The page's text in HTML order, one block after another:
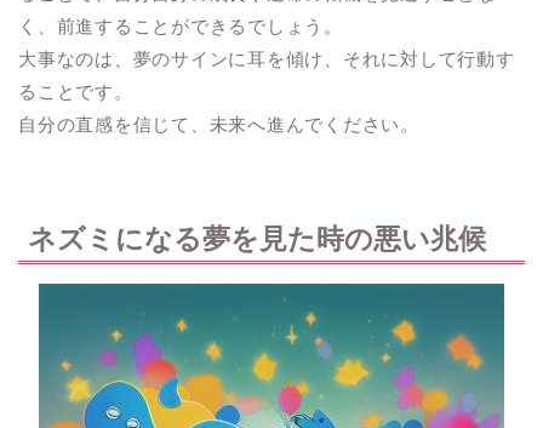
く、前進することができるでしょう。
大事なのは、夢のサインに耳を傾け、それに対して行動す
ることです。
自分の直感を信じて、未来へ進んでください。
ネズミになる夢を見た時の悪い兆候